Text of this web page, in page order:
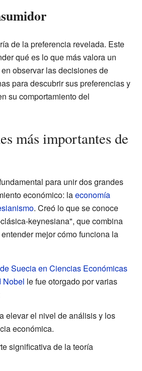
de la preferencia revelada. Este
qué es lo que más valora un
observar las decisiones de
para descubrir sus preferencias y
su comportamiento del
más importantes de
para unir dos grandes
económico: laeconomía
. Creó lo que se conoce
keynesiana", que combina
mejor cómo funciona la
Suecia en Ciencias Económicas
Nobel le fue otorgado por varias
elevar el nivel de análisis y los
económica.
significativa de la teoría